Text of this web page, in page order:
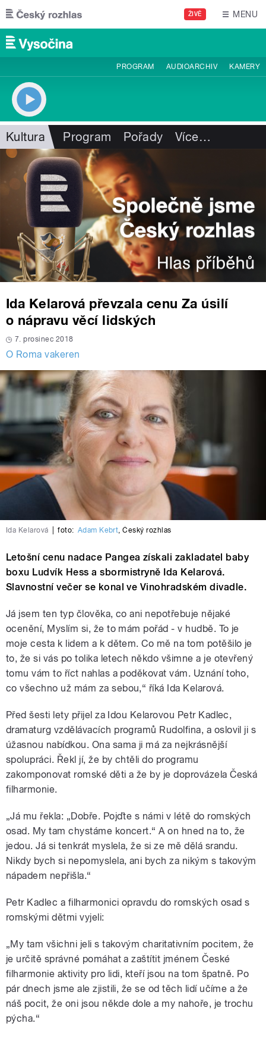
Přejít k hlavnímu obsahu
ŽIVĚ MENU
PROGRAM AUDIOARCHIV KAMERY
Kultura Program Pořady Více…
Ida Kelarová převzala cenu Za úsilí
o nápravu věcí lidských
7. prosinec 2018
O Roma vakeren
Ida Kelarová foto: Adam Kebrt,Český rozhlas
Letošní cenu nadace Pangea získali zakladatel baby
boxu Ludvík Hess a sbormistryně Ida Kelarová.
Slavnostní večer se konal ve Vinohradském divadle.
Já jsem ten typ člověka, co ani nepotřebuje nějaké
ocenění, Myslím si, že to mám pořád - v hudbě. To je
moje cesta k lidem a k dětem. Co mě na tom potěšilo je
to, že si vás po tolika letech někdo všimne a je otevřený
tomu vám to říct nahlas a poděkovat vám. Uznání toho,
co všechno už mám za sebou,“ říká Ida Kelarová.
Před šesti lety přijel za Idou Kelarovou Petr Kadlec,
dramaturg vzdělávacích programů Rudolfina, a oslovil ji s
úžasnou nabídkou. Ona sama ji má za nejkrásnější
spolupráci. Řekl jí, že by chtěli do programu
zakomponovat romské děti a že by je doprovázela Česká
filharmonie.
„Já mu řekla: „Dobře. Pojďte s námi v létě do romských
osad. My tam chystáme koncert.“ A on hned na to, že
jedou. Já si tenkrát myslela, že si ze mě dělá srandu.
Nikdy bych si nepomyslela, ani bych za nikým s takovým
nápadem nepřišla.“
Petr Kadlec a filharmonici opravdu do romských osad s
romskými dětmi vyjeli:
„My tam všichni jeli s takovým charitativním pocitem, že
je určitě správné pomáhat a zaštítit jménem České
filharmonie aktivity pro lidi, kteří jsou na tom špatně. Po
pár dnech jsme ale zjistili, že se od těch lidí učíme a že
náš pocit, že oni jsou někde dole a my nahoře, je trochu
pýcha.“